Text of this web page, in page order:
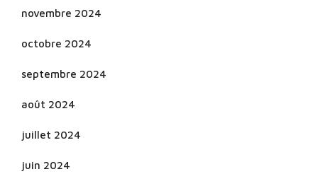
novembre 2024
octobre 2024
septembre 2024
août 2024
juillet 2024
juin 2024